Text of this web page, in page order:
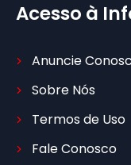
Acesso à
Anuncie
Sobre Nós
Termos de Uso
Fale Conosco